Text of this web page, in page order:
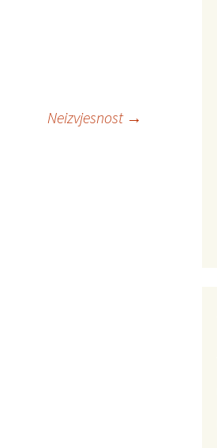
Neizvjesnost →